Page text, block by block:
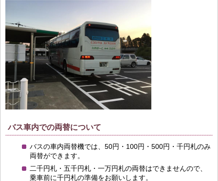
バス車内での両替について
バスの車内両替機では、50円・100円・500円・千円札のみ
両替ができます。
二千円札・五千円札・一万円札の両替はできませんので、
乗車前に千円札の準備をお願いします。